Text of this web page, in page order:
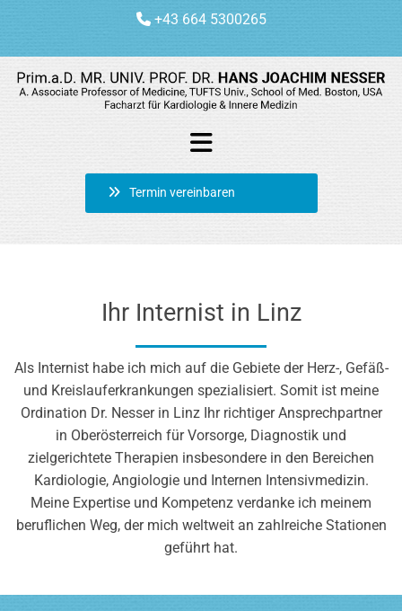
 +43 664 5300265
Termin vereinbaren
Ihr Internist in Linz
Als Internist habe ich mich auf die Gebiete der Herz-, Gefäß-
und Kreislauferkrankungen spezialisiert. Somit ist meine
Ordination Dr. Nesser in Linz Ihr richtiger Ansprechpartner
in Oberösterreich für Vorsorge, Diagnostik und
zielgerichtete Therapien insbesondere in den Bereichen
Kardiologie, Angiologie und Internen Intensivmedizin.
Meine Expertise und Kompetenz verdanke ich meinem
beruflichen Weg, der mich weltweit an zahlreiche Stationen
geführt hat.